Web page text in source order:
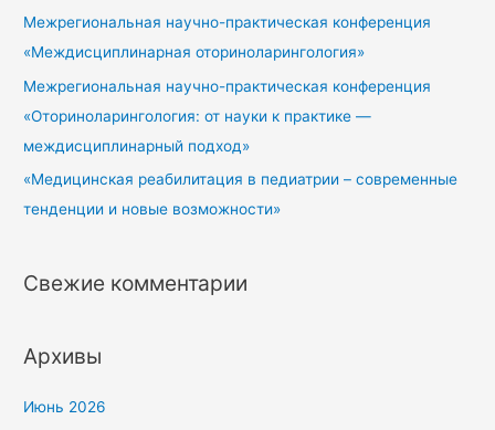
Межрегиональная научно-практическая конференция
«Междисциплинарная оториноларингология»
Межрегиональная научно-практическая конференция
«Оториноларингология: от науки к практике —
междисциплинарный подход»
«Медицинская реабилитация в педиатрии – современные
тенденции и новые возможности»
Свежие комментарии
Архивы
Июнь 2026